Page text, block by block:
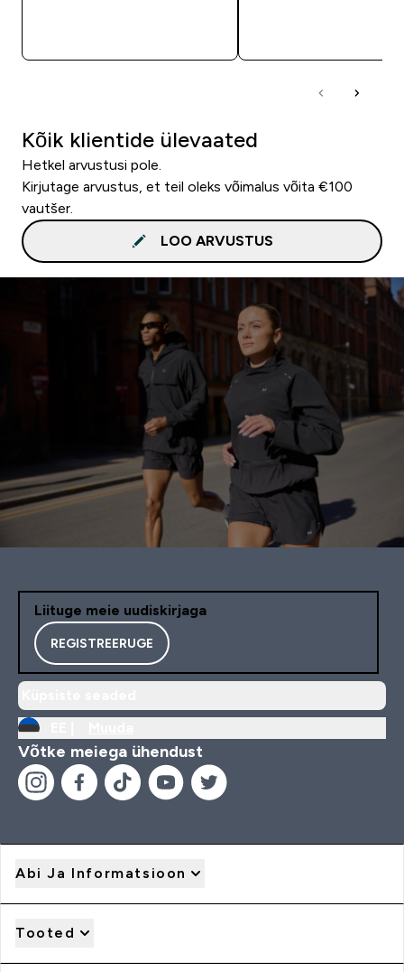
Kõik klientide ülevaated
Hetkel arvustusi pole.
Kirjutage arvustus, et teil oleks võimalus võita €100
vautšer.
LOO ARVUSTUS
Liituge meie uudiskirjaga
REGISTREERUGE
Võtke meiega ühendust
Abi Ja Informatsioon
Tooted